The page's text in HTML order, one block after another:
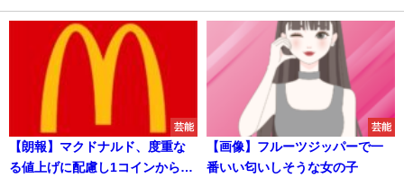
芸能
【朗報】マクドナルド、度重な
る値上げに配慮し1コインから食
芸能
【画像】フルーツジッパーで一
番いい匂いしそうな女の子